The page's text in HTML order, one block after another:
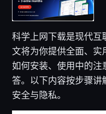
科学上网下载是现代互
文将为你提供全面、实
如何安装、使用中的注
答。以下内容按步骤
安全与隐私。